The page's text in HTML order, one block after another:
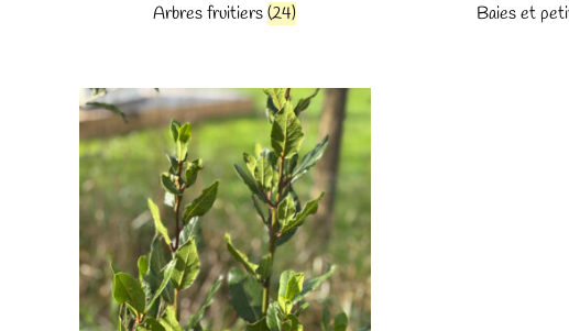
Arbres fruitiers(24) Baies et